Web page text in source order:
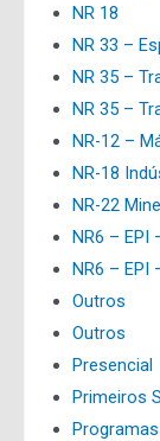
NR 18
NR 33 –
NR 35 –
NR 35 –
NR-12 –
NR-18
NR-22
NR6 – EPI
NR6 – EPI
Outros
Outros
Presencial
Primeiros
Programas